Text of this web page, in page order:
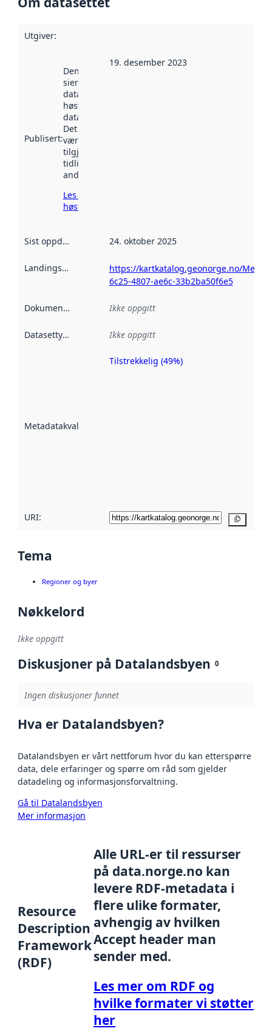
Utgiver:
Publisert:
Denne datoen
sier når
datasettet ble
høstet av
data.norge.no.
Det kan ha
vært
tilgjengelig
tidligere
andre steder.
Les mer om
høsting her
19. desember 2023
Sist oppdatert 24. oktober 2025
Landingsside
https://kartkatalog.geonorge.no/
6c25-4807-ae6c-33b2ba50f6e5
Dokumentasjon Ikke oppgitt
Datasettype Ikke oppgitt
Metadatakvalitet
Metadatakvalitet
Tilstrekkelig (49%)
URI:
Tema
Regioner og byer
Nøkkelord
Ikke oppgitt
Diskusjoner på Datalandsbyen 0
Ingen diskusjoner funnet
Hva er Datalandsbyen?
Datalandsbyen er vårt nettforum hvor du kan etterspørre
data, dele erfaringer og spørre om råd som gjelder
datadeling og informasjonsforvaltning.
Gå til Datalandsbyen
Mer informasjon
Resource
Description
Framework
(RDF)
Alle URL-er til ressurser
på data.norge.no kan
levere RDF-metadata i
flere ulike formater,
avhengig av hvilken
Accept header man
sender med.
Les mer om RDF og
hvilke formater vi støtter
her